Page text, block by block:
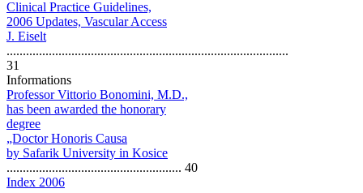
Clinical Practice Guidelines,
2006 Updates, Vascular Access
J. Eiselt
.......................................................................................
31
Informations
Professor Vittorio Bonomini, M.D.,
has been awarded the honorary
degree
„Doctor Honoris Causa
by Safarik University in Kosice
...................................................... 40
Index 2006